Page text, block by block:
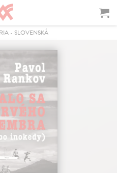
- SLOVENSKÁ